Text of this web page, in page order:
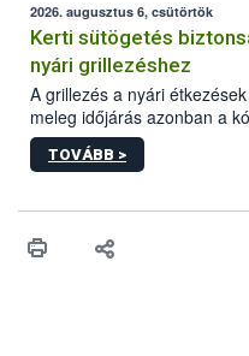
érésű szőlőkben is legyen
védekezésre. Az Oroganic
felhasználók számára is
engedélyezett.
2026. augusztus 6, csütörtök
Kerti sütögetés
nyári grillezéshez
A grillezés a nyári
meleg időjárás azonban a
gyorsabb szaporodásának
ezért nem csupán a
higiéniai szabályok
biztonsági Hivatal (Nébih)
TOVÁBB >